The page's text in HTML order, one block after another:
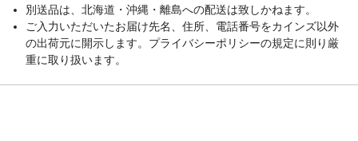
別送品は、北海道・沖縄・離島への配送は致しかねます。
ご入力いただいたお届け先名、住所、電話番号をカインズ以外
の出荷元に開示します。プライバシーポリシーの規定に則り厳
重に取り扱います。